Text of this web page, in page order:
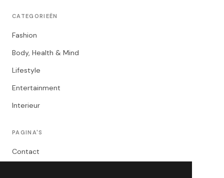
CATEGORIEËN
Fashion
Body, Health & Mind
Lifestyle
Entertainment
Interieur
PAGINA'S
Contact